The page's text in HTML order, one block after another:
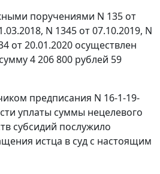
поручениями N 135 от
N 1345 от 07.10.2019, N
от 20.01.2020 осуществлен
4 206 800 рублей 59
предписания N 16-1-19-
уплаты суммы нецелевого
субсидий послужило
истца в суд с настоящим